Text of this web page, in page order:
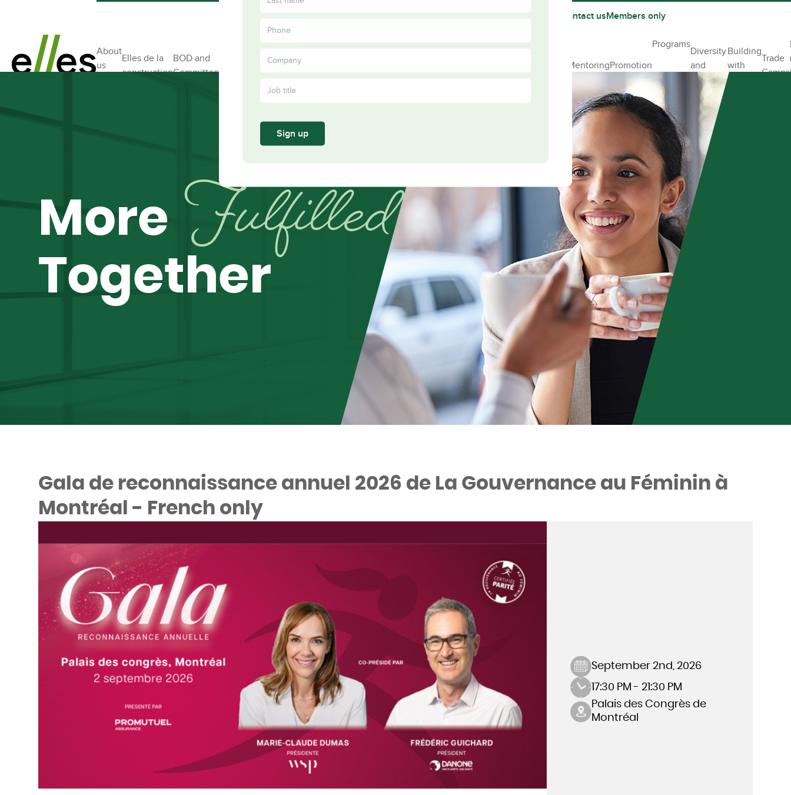
Sign up
Contact usMembers only
About
us
Elles de la
construction
BOD and
Committees
AmbassadorsPartners MentoringPromotion
Programs
Diversity
and
Inclusion
Building
with
Elles
Trade
Camps
More Fulfilled
Together
Gala de reconnaissance annuel 2026 de La Gouvernance au Féminin à
Montréal - French only
September 2nd, 2026
17:30 PM - 21:30 PM
Palais des Congrès de
Montréal